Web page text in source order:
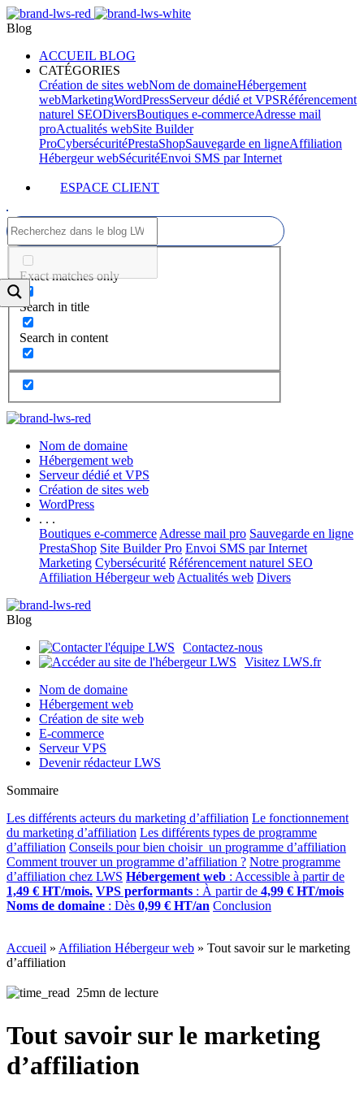
Blog
ACCUEIL BLOG
CATÉGORIES
Création de sites webNom de domaineHébergement
webMarketingWordPressServeur dédié et VPSRéférencement
naturel SEODiversBoutiques e-commerceAdresse mail
proActualités webSite Builder
ProCybersécuritéPrestaShopSauvegarde en ligneAffiliation
Hébergeur webSécuritéEnvoi SMS par Internet
ESPACE CLIENT
Exact matches only
Search in title
Search in content
Nom de domaine
Hébergement web
Serveur dédié et VPS
Création de sites web
WordPress
. . .
Boutiques e-commerce Adresse mail pro Sauvegarde en ligne
PrestaShop Site Builder Pro Envoi SMS par Internet
Marketing Cybersécurité Référencement naturel SEO
Affiliation Hébergeur web Actualités web Divers
Blog
Contactez-nous
Visitez LWS.fr
Nom de domaine
Hébergement web
Création de site web
E-commerce
Serveur VPS
Devenir rédacteur LWS
Sommaire
Les différents acteurs du marketing d’affiliation Le fonctionnement
du marketing d’affiliation Les différents types de programme
d’affiliation Conseils pour bien choisir un programme d’affiliation
Comment trouver un programme d’affiliation ? Notre programme
d’affiliation chez LWS Hébergement web : Accessible à partir de
1,49 € HT/mois. VPS performants : À partir de 4,99 € HT/mois
Noms de domaine : Dès 0,99 € HT/an Conclusion
Accueil » Affiliation Hébergeur web » Tout savoir sur le marketing
d’affiliation
25mn de lecture
Tout savoir sur le marketing
d’affiliation